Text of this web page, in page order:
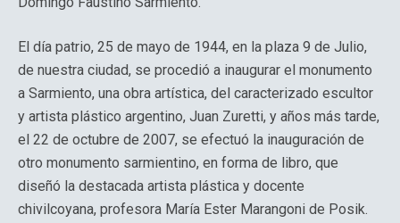
El día patrio, 25 de mayo de 1944, en la plaza 9 de Julio,
de nuestra ciudad, se procedió a inaugurar el monumento
a Sarmiento, una obra artística, del caracterizado escultor
y artista plástico argentino, Juan Zuretti, y años más tarde,
el 22 de octubre de 2007, se efectuó la inauguración de
otro monumento sarmientino, en forma de libro, que
diseñó la destacada artista plástica y docente
chivilcoyana, profesora María Ester Marangoni de Posik.